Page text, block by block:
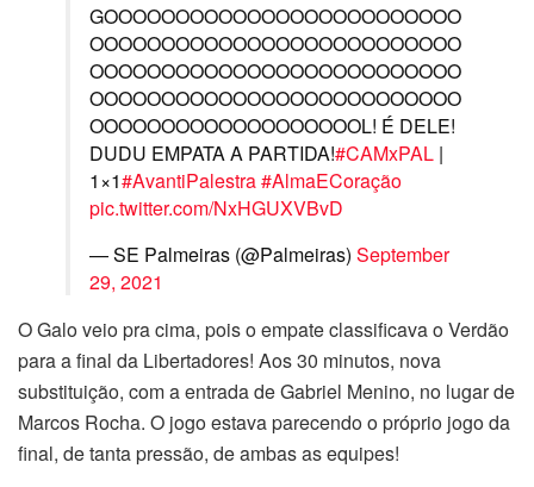
GOOOOOOOOOOOOOOOOOOOOOOOOO
OOOOOOOOOOOOOOOOOOOOOOOOOO
OOOOOOOOOOOOOOOOOOOOOOOOOO
OOOOOOOOOOOOOOOOOOOOOOOOOO
OOOOOOOOOOOOOOOOOOOL! É DELE!
DUDU EMPATA A PARTIDA!#CAMxPAL |
1×1#AvantiPalestra#AlmaECoração
pic.twitter.com/NxHGUXVBvD
— SE Palmeiras (@Palmeiras) September
29, 2021
O Galo veio pra cima, pois o empate classificava o Verdão
para a final da Libertadores! Aos 30 minutos, nova
substituição, com a entrada de Gabriel Menino, no lugar de
Marcos Rocha. O jogo estava parecendo o próprio jogo da
final, de tanta pressão, de ambas as equipes!